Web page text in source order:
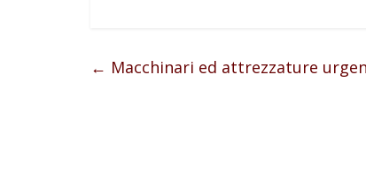
← Macchinari ed attrezzature